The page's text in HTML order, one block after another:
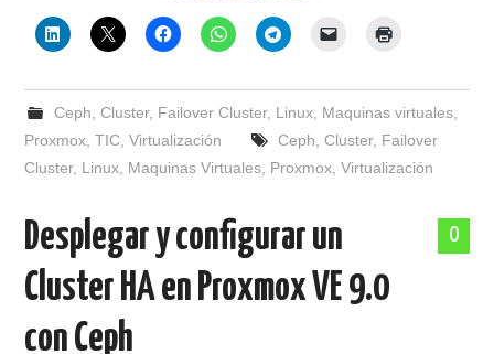
Ceph Cluster, Failover Cluster, Linux, Maquinas virtuales,
Proxmox ,TIC ,Virtualización Ceph Cluster, Failover
Cluster, Linux Maquinas Virtuales Proxmox ,Virtualización
0
Desplegar y configurar un
Cluster HA en Proxmox VE 9.0
con Ceph